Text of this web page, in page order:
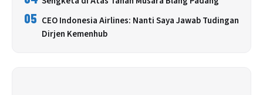
05 CEO Indonesia Airlines: Nanti Saya Jawab Tudingan
Dirjen Kemenhub